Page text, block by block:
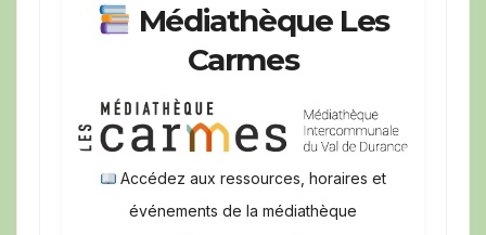
Médiathèque Les
Carmes
Accédez aux ressources, horaires et
événements de la médiathèque